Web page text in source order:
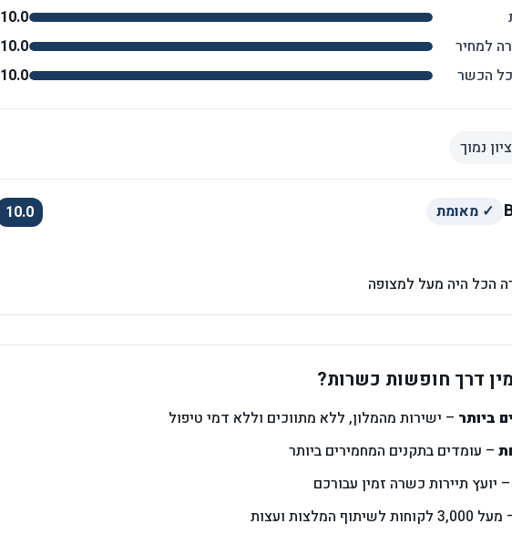
10.0
למחיר
10.0
הכשר
10.0
ציון נמוך
✓ מאומת 10.0
הכל היה מעל למצופה
דרך חופשות כשרות?
ביותר – ישירות מהמלון, ללא מתווכים וללא דמי טיפול
– עומדים בתקנים המחמירים ביותר
– יועץ תיירות כשרה זמין עבורכם
לקוחות לשיתוף המלצות ועצות